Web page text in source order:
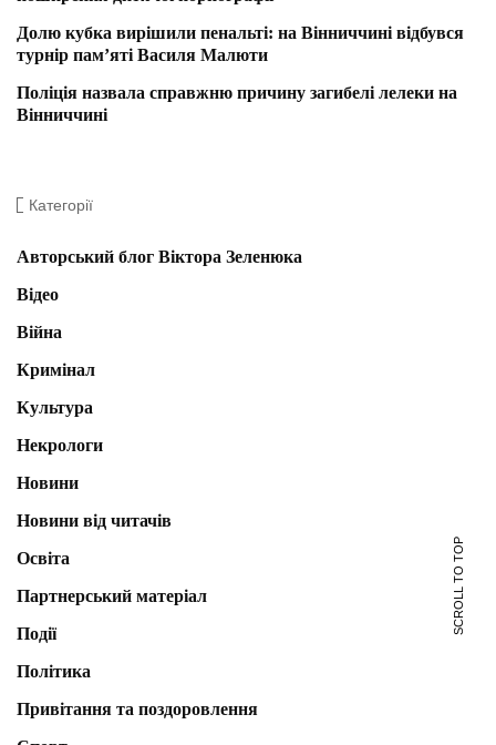
Долю кубка вирішили пенальті: на Вінниччині відбувся
турнір пам’яті Василя Малюти
Поліція назвала справжню причину загибелі лелеки на
Вінниччині
Категорії
Авторський блог Віктора Зеленюка
Відео
Війна
Кримінал
Культура
Некрологи
Новини
Новини від читачів
Освіта
Партнерський матеріал
Події
Політика
Привітання та поздоровлення
SCROLL TO TOP